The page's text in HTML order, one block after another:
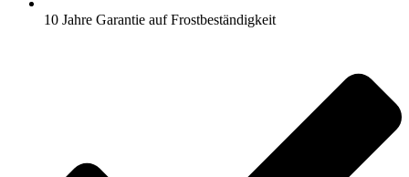
10 Jahre Garantie auf Frostbeständigkeit